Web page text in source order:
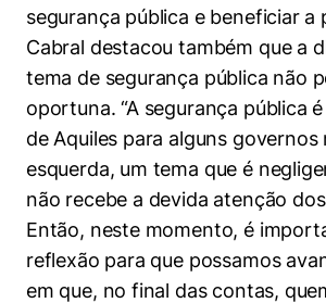
segurança pública e beneficiar a
Cabral destacou também que a
tema de segurança pública não
oportuna. “A segurança pública
de Aquiles para alguns governos
esquerda, um tema que é
não recebe a devida atenção
Então, neste momento, é
reflexão para que possamos
em que, no final das contas,